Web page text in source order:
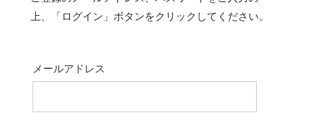
上、「ログイン」ボタンをクリックしてください。
メールアドレス